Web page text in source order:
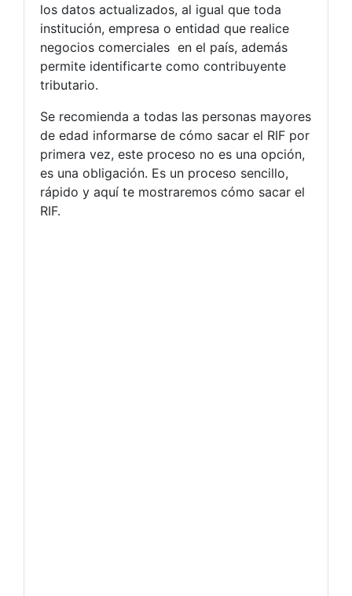
los datos actualizados, al igual que toda
institución, empresa o entidad que realice
negocios comerciales en el país, además
permite identificarte como contribuyente
tributario.
Se recomienda a todas las personas mayores
de edad informarse de cómo sacar el RIF por
primera vez, este proceso no es una opción,
es una obligación. Es un proceso sencillo,
rápido y aquí te mostraremos cómo sacar el
RIF.